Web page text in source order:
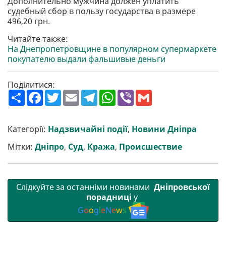
судебный сбор в пользу государства в размере
496,20 грн.
Читайте также:
На Днепропетровщине в популярном супермаркете
покупателю выдали фальшивые деньги
Поділитися:
П
о
р
и
т
и
F
a
b
o
o
k
T
w
t
e
r
E
m
l
T
e
g
r
a
m
W
h
s
A
p
p
V
r l
Категорії: Надзвичайні події, Новини Дніпра
Мітки: Дніпро, Суд, Кража, Происшествие
Слідкуйте за останніми новинами Дніпровської
порадниці у
GoogleNews